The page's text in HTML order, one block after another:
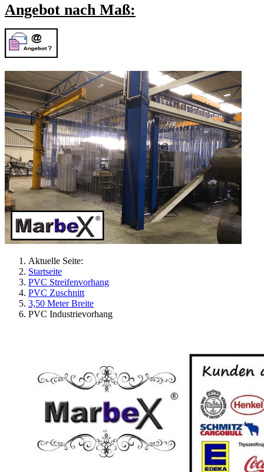
Angebot nach Maß:
Aktuelle Seite:
Startseite
PVC Streifenvorhang
PVC Zuschnitt
3,50 Meter Breite
PVC Industrievorhang